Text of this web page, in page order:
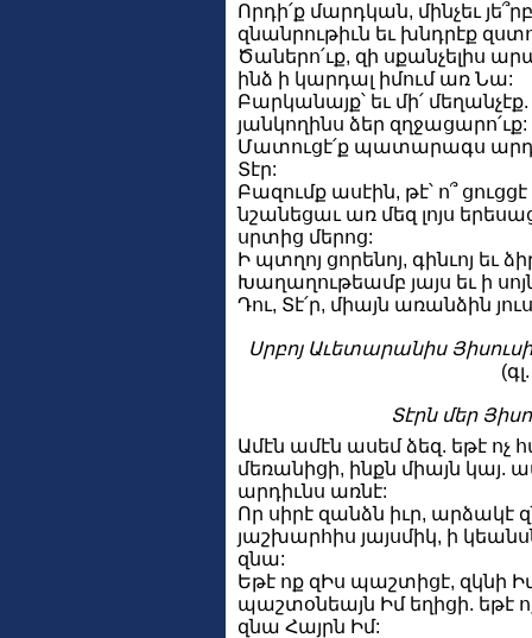
Որդի՛ք մարդկան, մինչեւ
զնանրութիւն եւ խնդրէք
Ծաներո՛ւք, զի սքանչելիս
ինձ ի կարդալ իմում առ Նա:
Բարկանայք՝ եւ մի՛
յանկողինս ձեր զղջացարո՛ւք:
Մատուցէ՛ք պատարագս
Տէր:
Բազումք ասէին, թէ՝ ո՞
նշանեցաւ առ մեզ լոյս
սրտից մերոց:
Ի պտղոյ ցորենոյ, գինւոյ եւ
Խաղաղութեամբ յայս եւ ի
Դու, Տէ՛ր, միայն առանձին
Սրբոյ Աւետարանիս
Տէրն մեր
Ամէն ամէն ասեմ ձեզ. եթէ ոչ
մեռանիցի, ինքն միայն կայ.
արդիւնս առնէ:
Որ սիրէ զանձն իւր, արձակէ
յաշխարհիս յայսմիկ, ի
զնա:
Եթէ ոք զԻս պաշտիցէ, զկնի
պաշտօնեայն Իմ եղիցի. եթէ
զնա Հայրն Իմ: